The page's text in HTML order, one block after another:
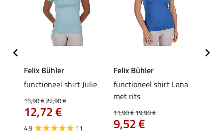
Felix Bühler
functioneel shirt Julie
15,90 €22,90 €
12,72 €
4.9 11
Felix Bühler
functioneel shirt Lana
met rits
11,90 €19,90 €
9,52 €